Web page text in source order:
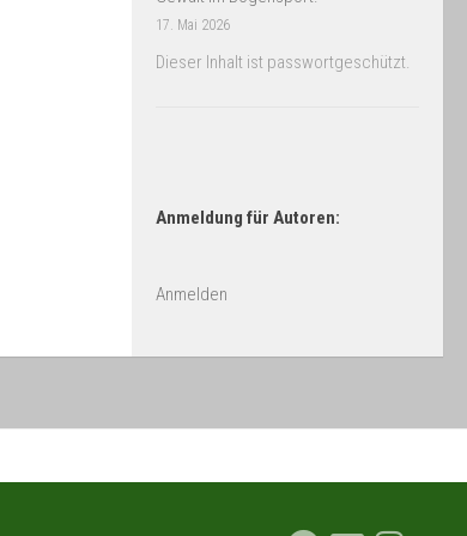
17. Mai 2026
Dieser Inhalt ist passwortgeschützt.
Anmeldung für Autoren:
Anmelden